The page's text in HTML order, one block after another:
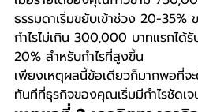
ธรรมดาเริ่มขยับเข้าช่วง 20-
กำไรไม่เกิน 300,000 บาทแรกได้
20% สำหรับกำไรที่สูงขึ้น
เพียงเหตุผลนี้ข้อเดียวก็มากพอที่จ
ทันทีที่ธุรกิจของคุณเริ่มมีกำไรชัดเจ